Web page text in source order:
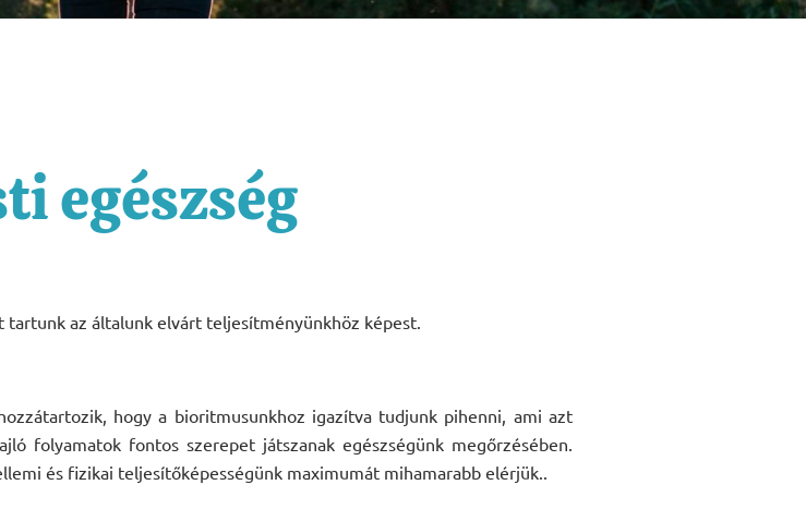
egészség
az általunk elvárt teljesítményünkhöz képest.
hogy a bioritmusunkhoz igazítva tudjunk pihenni, ami azt
folyamatok fontos szerepet játszanak egészségünk megőrzésében.
és fizikai teljesítőképességünk maximumát mihamarabb elérjük..